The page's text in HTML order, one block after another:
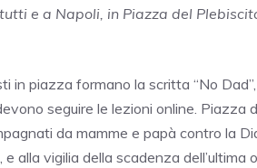
e a Napoli, in Piazza del
in piazza formano la scritta “No
seguire le lezioni online. Piazza
da mamme e papà contro la
alla vigilia della scadenza